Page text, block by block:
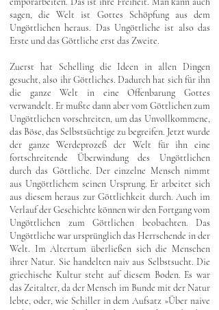
sagen, die Welt ist Gottes Schöpfung aus dem
Ungöttlichen heraus. Das Ungöttliche ist also das
Erste und das Göttliche erst das Zweite.
Zuerst hat Schelling die Ideen in allen Dingen
gesucht, also ihr Göttliches. Dadurch hat sich für ihn
die ganze Welt in eine Offenbarung Gottes
verwandelt. Er mußte dann aber vom Göttlichen zum
Ungöttlichen vorschreiten, um das Unvollkommene,
das Böse, das Selbstsüchtige zu begreifen. Jetzt wurde
der ganze Werdeprozeß der Welt für ihn eine
fortschreitende Überwindung des Ungöttlichen
durch das Göttliche. Der einzelne Mensch nimmt
aus Ungöttlichem seinen Ursprung. Er arbeitet sich
aus diesem heraus zur Göttlichkeit durch. Auch im
Verlauf der Geschichte können wir den Fortgang vom
Ungöttlichen zum Göttlichen beobachten. Das
Ungöttliche war ursprünglich das Herrschende in der
Welt. Im Altertum überließen sich die Menschen
ihrer Natur. Sie handelten naiv aus Selbstsucht. Die
griechische Kultur steht auf diesem Boden. Es war
das Zeitalter, da der Mensch im Bunde mit der Natur
lebte, oder, wie Schiller in dem Aufsatz »Über naive